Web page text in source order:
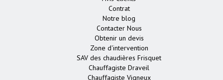
Contrat
Notre blog
Contacter Nous
Obtenir un devis
Zone d'intervention
SAV des chaudières Frisquet
Chauffagiste Draveil
Chauffagiste Vigneux